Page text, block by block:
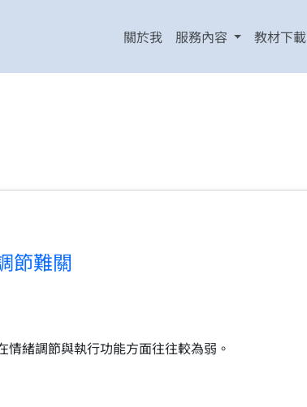
關於我 服務內容 教材下載
節難關
情緒調節與執行功能方面往往較為弱。